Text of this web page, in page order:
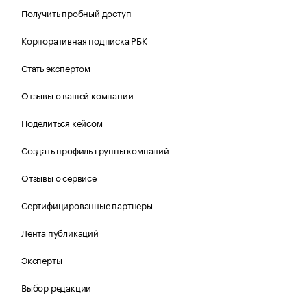
Получить пробный доступ
Корпоративная подписка РБК
Стать экспертом
Отзывы о вашей компании
Поделиться кейсом
Создать профиль группы компаний
Отзывы о сервисе
Сертифицированные партнеры
Лента публикаций
Эксперты
Выбор редакции